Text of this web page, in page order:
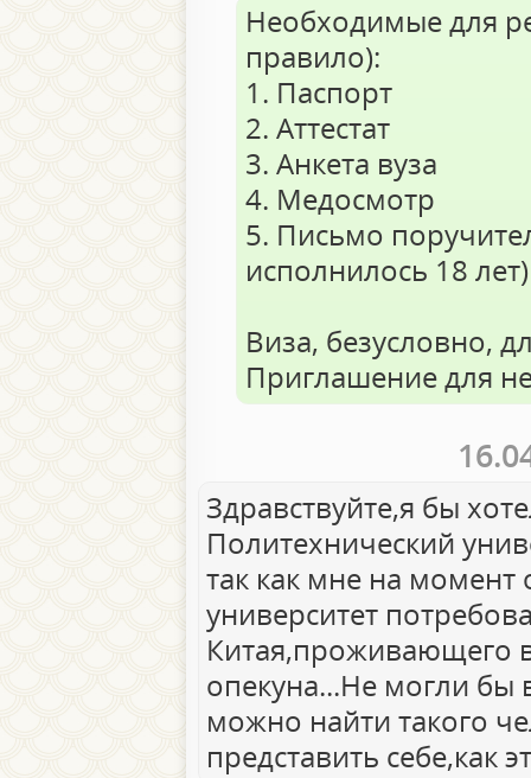
Необходимые для
правило):
1. Паспорт
2. Аттестат
3. Анкета вуза
4. Медосмотр
5. Письмо
исполнилось 18 лет)
Виза, безусловно,
Приглашение для
Здравствуйте,я бы
Политехнический
так как мне на момент
университет
Китая,проживающего
опекуна...Не могли бы
можно найти такого
представить себе,как